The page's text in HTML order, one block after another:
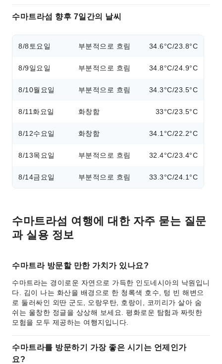
수마트라섬 향후 7일간의 날씨
8/8 토요일 부분적으로 흐림 34.6°C/23.8°C
8/9일요일 부분적으로 흐림 34.8°C/24.9°C
8/10월요일 부분적으로 흐림 34.3°C/23.5°C
8/11 화요일 화창함 33°C/23.5°C
8/12수요일 화창함 34.1°C/22.2°C
8/13목요일 부분적으로 흐림 32.4°C/23.4°C
8/14금요일 부분적으로 흐림 33.3°C/24.1°C
수마트라섬 여행에 대한 자주 묻는 질문
과 실용 정보
수마트라 방문할 만한 가치가 있나요?
수마트라는 경이로운 자연으로 가득한 인도네시아의 낙원입니
다. 김이 나는 화산을 배경으로 한 청록색 호수, 텅 빈 해변으
로 둘러싸인 외딴 군도, 오랑우탄, 호랑이, 코끼리가 살아 숨
쉬는 울창한 정글을 상상해 보세요. 평화로운 탐험과 짜릿한
모험을 모두 제공하는 여행지입니다.
수마트라를 방문하기 가장 좋은 시기는 언제인가
요?